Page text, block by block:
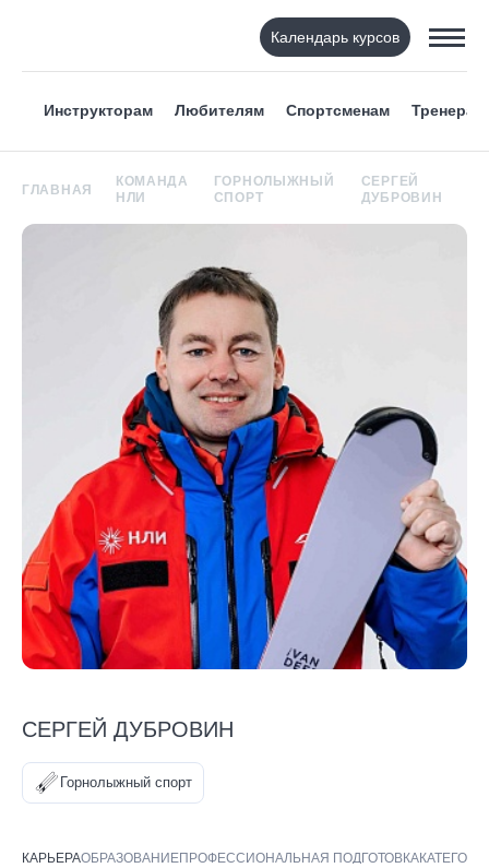
Календарь курсов
Инструкторам Любителям Спортсменам Тренерам
ГЛАВНАЯ
КОМАНДА
НЛИ
ГОРНОЛЫЖНЫЙ
СПОРТ
СЕРГЕЙ
ДУБРОВИН
СЕРГЕЙ ДУБРОВИН
Горнолыжный спорт
КАРЬЕРАОБРАЗОВАНИЕПРОФЕССИОНАЛЬНАЯ ПОДГОТОВКА